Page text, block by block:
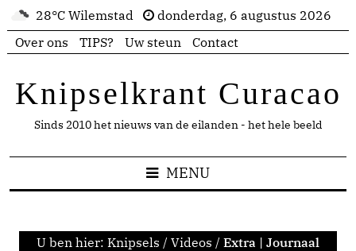
28°C Wilemstad
donderdag, 6 augustus 2026
Over ons
TIPS? Uw steun Contact
Knipselkrant Curacao
Sinds 2010 het nieuws van de eilanden - het hele beeld
MENU
U ben hier: Knipsels / Videos / Extra | Journaal